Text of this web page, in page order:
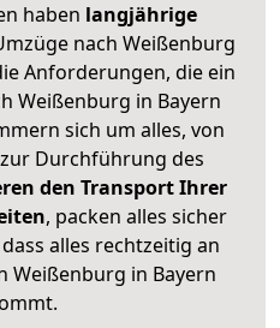
haben langjährige
nach Weißenburg
Anforderungen, die ein
Weißenburg in Bayern
sich um alles, von
Durchführung des
den Transport Ihrer
, packen alles sicher
alles rechtzeitig an
Weißenburg in Bayern